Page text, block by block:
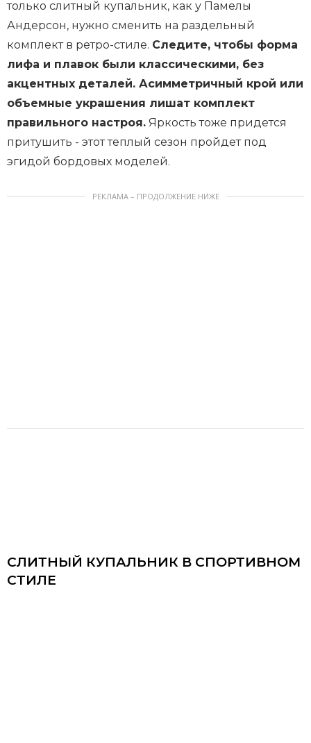
только слитный купальник, как у Памелы
Андерсон, нужно сменить на раздельный
комплект в ретро-стиле. Следите, чтобы форма
лифа и плавок были классическими, без
акцентных деталей. Асимметричный крой или
объемные украшения лишат комплект
правильного настроя. Яркость тоже придется
притушить - этот теплый сезон пройдет под
эгидой бордовых моделей.
РЕКЛАМА – ПРОДОЛЖЕНИЕ НИЖЕ
СЛИТНЫЙ КУПАЛЬНИК В СПОРТИВНОМ
СТИЛЕ